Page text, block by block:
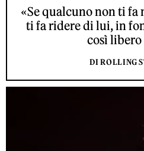
«Se qualcuno non ti fa
ti fa ridere di lui, in
così libero
DI ROLLING